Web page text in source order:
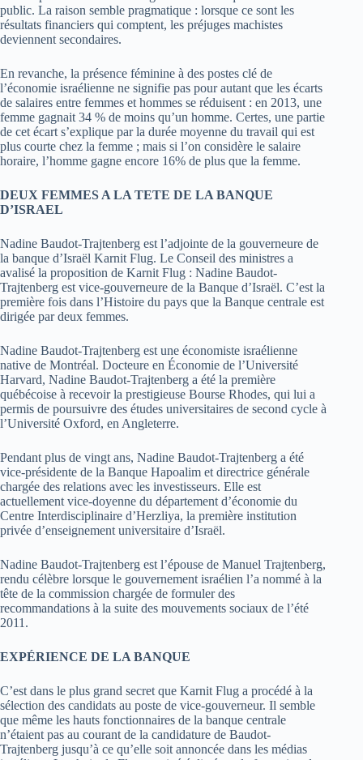
public. La raison semble pragmatique : lorsque ce sont les
résultats financiers qui comptent, les préjuges machistes
deviennent secondaires.
En revanche, la présence féminine à des postes clé de
l’économie israélienne ne signifie pas pour autant que les écarts
de salaires entre femmes et hommes se réduisent : en 2013, une
femme gagnait 34 % de moins qu’un homme. Certes, une partie
de cet écart s’explique par la durée moyenne du travail qui est
plus courte chez la femme ; mais si l’on considère le salaire
horaire, l’homme gagne encore 16% de plus que la femme.
DEUX FEMMES A LA TETE DE LA BANQUE
D’ISRAEL
Nadine Baudot-Trajtenberg est l’adjointe de la gouverneure de
la banque d’Israël Karnit Flug. Le Conseil des ministres a
avalisé la proposition de Karnit Flug : Nadine Baudot-
Trajtenberg est vice-gouverneure de la Banque d’Israël. C’est la
première fois dans l’Histoire du pays que la Banque centrale est
dirigée par deux femmes.
Nadine Baudot-Trajtenberg est une économiste israélienne
native de Montréal. Docteure en Économie de l’Université
Harvard, Nadine Baudot-Trajtenberg a été la première
québécoise à recevoir la prestigieuse Bourse Rhodes, qui lui a
permis de poursuivre des études universitaires de second cycle à
l’Université Oxford, en Angleterre.
Pendant plus de vingt ans, Nadine Baudot-Trajtenberg a été
vice-présidente de la Banque Hapoalim et directrice générale
chargée des relations avec les investisseurs. Elle est
actuellement vice-doyenne du département d’économie du
Centre Interdisciplinaire d’Herzliya, la première institution
privée d’enseignement universitaire d’Israël.
Nadine Baudot-Trajtenberg est l’épouse de Manuel Trajtenberg,
rendu célèbre lorsque le gouvernement israélien l’a nommé à la
tête de la commission chargée de formuler des
recommandations à la suite des mouvements sociaux de l’été
2011.
EXPÉRIENCE DE LA BANQUE
C’est dans le plus grand secret que Karnit Flug a procédé à la
sélection des candidats au poste de vice-gouverneur. Il semble
que même les hauts fonctionnaires de la banque centrale
n’étaient pas au courant de la candidature de Baudot-
Trajtenberg jusqu’à ce qu’elle soit annoncée dans les médias